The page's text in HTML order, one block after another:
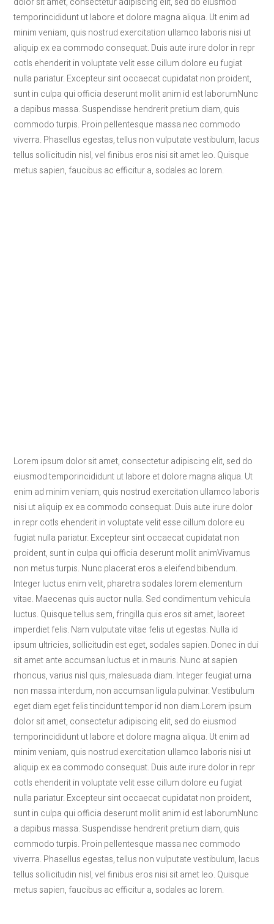
temporincididunt ut labore et dolore magna aliqua. Ut enim ad
minim veniam, quis nostrud exercitation ullamco laboris nisi ut
aliquip ex ea commodo consequat. Duis aute irure dolor in repr
cotls ehenderit in voluptate velit esse cillum dolore eu fugiat
nulla pariatur. Excepteur sint occaecat cupidatat non proident,
sunt in culpa qui officia deserunt mollit anim id est laborumNunc
a dapibus massa. Suspendisse hendrerit pretium diam, quis
commodo turpis. Proin pellentesque massa nec commodo
viverra. Phasellus egestas, tellus non vulputate vestibulum, lacus
tellus sollicitudin nisl, vel finibus eros nisi sit amet leo. Quisque
metus sapien, faucibus ac efficitur a, sodales ac lorem.
Lorem ipsum dolor sit amet, consectetur adipiscing elit, sed do
eiusmod temporincididunt ut labore et dolore magna aliqua. Ut
enim ad minim veniam, quis nostrud exercitation ullamco laboris
nisi ut aliquip ex ea commodo consequat. Duis aute irure dolor
in repr cotls ehenderit in voluptate velit esse cillum dolore eu
fugiat nulla pariatur. Excepteur sint occaecat cupidatat non
proident, sunt in culpa qui officia deserunt mollit animVivamus
non metus turpis. Nunc placerat eros a eleifend bibendum.
Integer luctus enim velit, pharetra sodales lorem elementum
vitae. Maecenas quis auctor nulla. Sed condimentum vehicula
luctus. Quisque tellus sem, fringilla quis eros sit amet, laoreet
imperdiet felis. Nam vulputate vitae felis ut egestas. Nulla id
ipsum ultricies, sollicitudin est eget, sodales sapien. Donec in dui
sit amet ante accumsan luctus et in mauris. Nunc at sapien
rhoncus, varius nisl quis, malesuada diam. Integer feugiat urna
non massa interdum, non accumsan ligula pulvinar. Vestibulum
eget diam eget felis tincidunt tempor id non diam.Lorem ipsum
dolor sit amet, consectetur adipiscing elit, sed do eiusmod
temporincididunt ut labore et dolore magna aliqua. Ut enim ad
minim veniam, quis nostrud exercitation ullamco laboris nisi ut
aliquip ex ea commodo consequat. Duis aute irure dolor in repr
cotls ehenderit in voluptate velit esse cillum dolore eu fugiat
nulla pariatur. Excepteur sint occaecat cupidatat non proident,
sunt in culpa qui officia deserunt mollit anim id est laborumNunc
a dapibus massa. Suspendisse hendrerit pretium diam, quis
commodo turpis. Proin pellentesque massa nec commodo
viverra. Phasellus egestas, tellus non vulputate vestibulum, lacus
tellus sollicitudin nisl, vel finibus eros nisi sit amet leo. Quisque
metus sapien, faucibus ac efficitur a, sodales ac lorem.